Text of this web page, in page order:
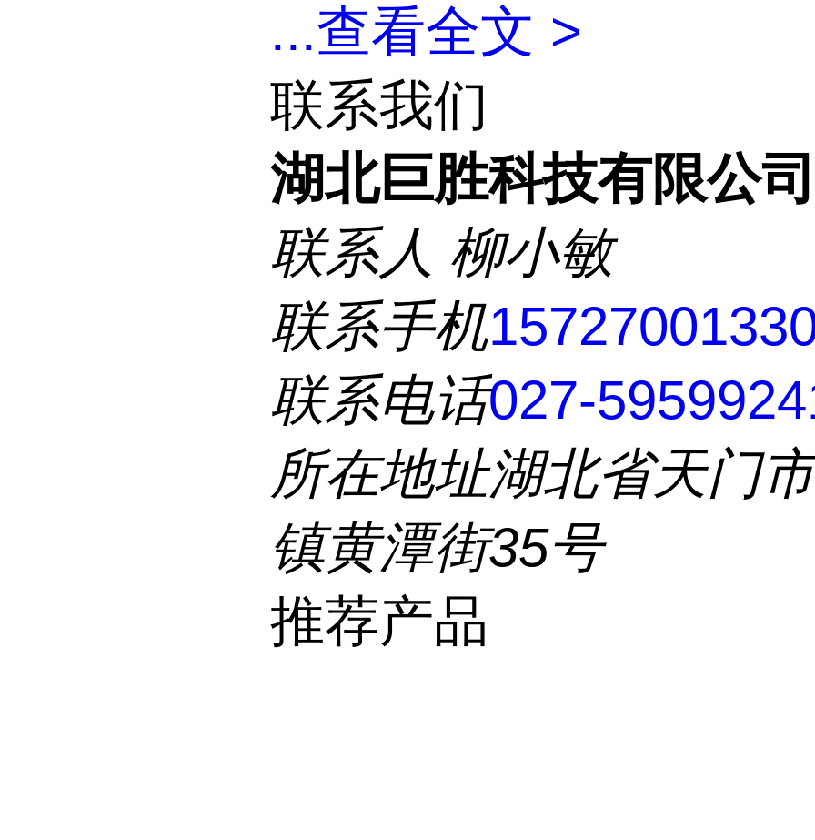
...查看全文 >
联系我们
湖北巨胜科技有限公司
联系人 柳小敏
联系手机
联系电话027-
所在地址湖北省天门
镇黄潭街35号
推荐产品